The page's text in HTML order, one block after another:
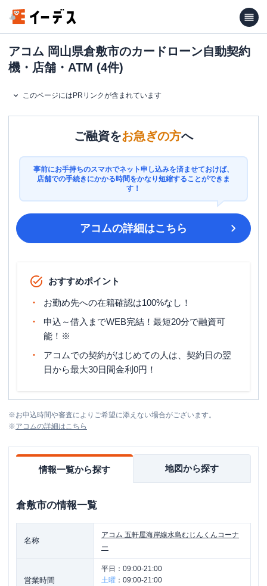
アコム 岡山県倉敷市のカードローン自動契約
機・店舗・ATM (4件)
このページにはPRリンクが含まれています
ご融資をお急ぎの方へ
事前にお手持ちのスマホでネット申し込みを済ませておけば、
店舗での手続きにかかる時間をかなり短縮することができま
す！
アコムの詳細はこちら
おすすめポイント
お勤め先への在籍確認は100%なし！
申込～借入までWEB完結！最短20分で融資可
能！※
アコムでの契約がはじめての人は、契約日の翌
日から最大30日間金利0円！
※お申込時間や審査によりご希望に添えない場合がございます。
※アコムの詳細はこちら
情報一覧から探す 地図から探す
倉敷市の情報一覧
名称
アコム 五軒屋海岸線水島むじんくんコーナ
ー
営業時間
平日： 09:00-21:00
土曜 ： 09:00-21:00